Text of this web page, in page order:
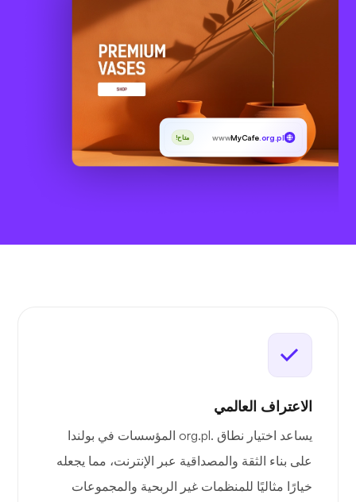
wwwMyCafe .org.pl متاح!
الاعتراف العالمي
يساعد اختيار نطاق .org.pl المؤسسات في بولندا
على بناء الثقة والمصداقية عبر الإنترنت، مما يجعله
خيارًا مثاليًا للمنظمات غير الربحية والمجموعات